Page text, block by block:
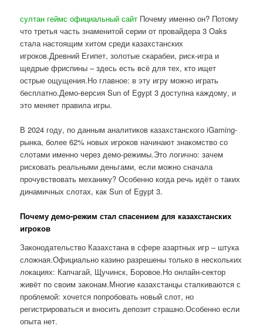
султан геймс официальный сайт Почему именно он? Потому
что третья часть знаменитой серии от провайдера 3 Oaks
стала настоящим хитом среди казахстанских
игроков.Древний Египет, золотые скарабеи, риск-игра и
щедрые фриспины – здесь есть всё для тех, кто ищет
острые ощущения.Но главное: в эту игру можно играть
бесплатно.Демо-версия Sun of Egypt 3 доступна каждому, и
это меняет правила игры.
В 2024 году, по данным аналитиков казахстанского iGaming-
рынка, более 62% новых игроков начинают знакомство со
слотами именно через демо-режимы.Это логично: зачем
рисковать реальными деньгами, если можно сначала
прочувствовать механику? Особенно когда речь идёт о таких
динамичных слотах, как Sun of Egypt 3.
Почему демо-режим стал спасением для казахстанских
игроков
Законодательство Казахстана в сфере азартных игр – штука
сложная.Официально казино разрешены только в нескольких
локациях: Капчагай, Щучинск, Боровое.Но онлайн-сектор
живёт по своим законам.Многие казахстанцы сталкиваются с
проблемой: хочется попробовать новый слот, но
регистрироваться и вносить депозит страшно.Особенно если
опыта нет.